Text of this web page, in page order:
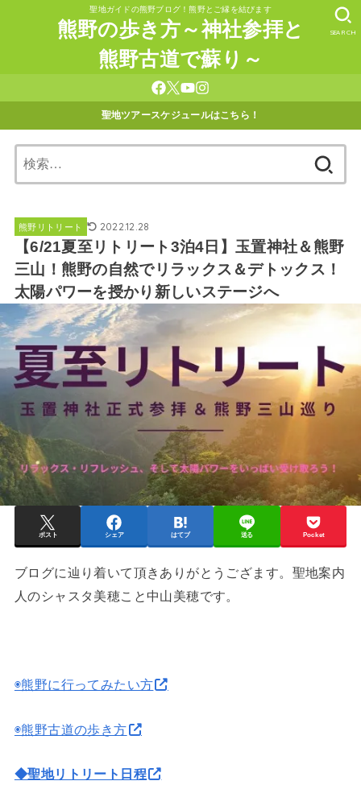
聖地ガイドの熊野ブログ！熊野とご縁を結びます
熊野の歩き方～神社参拝と
熊野古道で蘇り～
SEARCH
聖地ツアースケジュールはこちら！
索:
熊野リトリート 2022.12.28
【6/21夏至リトリート3泊4日】玉置神社＆熊野
三山！熊野の自然でリラックス＆デトックス！
太陽パワーを授かり新しいステージへ
ポスト シェア はてブ 送る Pocket
ブログに辿り着いて頂きありがとうござます。聖地案内
人のシャスタ美穂こと中山美穂です。
◉熊野に行ってみたい方
◉熊野古道の歩き方
◆聖地リトリート日程